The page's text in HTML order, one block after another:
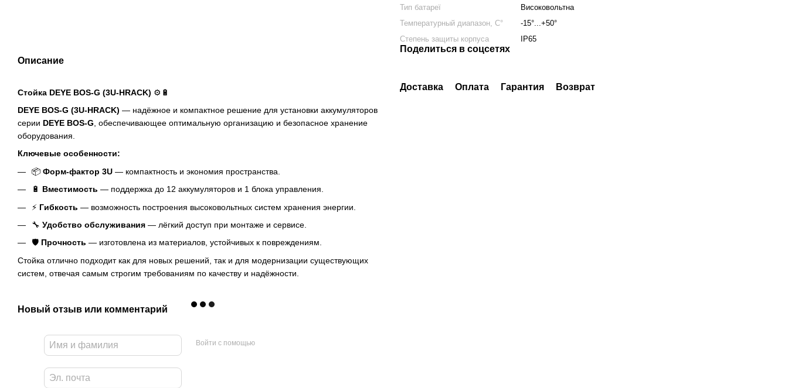
Описание
Стойка DEYE BOS-G (3U-HRACK) ⚙️🔋
DEYE BOS-G (3U-HRACK) — надёжное и компактное решение для установки аккумуляторов
серии DEYE BOS-G , обеспечивающее оптимальную организацию и безопасное хранение
оборудования.
Ключевые особенности:
📦 Форм-фактор 3U — компактность и экономия пространства.
🔋 Вместимость — поддержка до 12 аккумуляторов и 1 блока управления.
⚡ Гибкость — возможность построения высоковольтных систем хранения энергии.
🔧 Удобство обслуживания — лёгкий доступ при монтаже и сервисе.
🛡️ Прочность — изготовлена из материалов, устойчивых к повреждениям.
Стойка отлично подходит как для новых решений, так и для модернизации существующих
систем, отвечая самым строгим требованиям по качеству и надёжности.
Новый отзыв или комментарий
Войти с помощью
Тип батареї
Високовольтна
Температурный диапазон, C°
-15°...+50°
Степень защиты корпуса
IP65
Поделиться в соцсетях
Доставка Оплата Гарантия Возврат